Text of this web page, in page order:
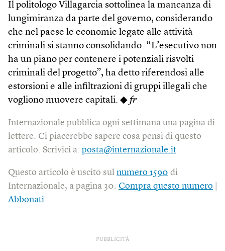
Il politologo Villagarcia sottolinea la mancanza di
lungimiranza da parte del governo, considerando
che nel paese le economie legate alle attività
criminali si stanno consolidando. “L’esecutivo non
ha un piano per contenere i potenziali risvolti
criminali del progetto”, ha detto riferendosi alle
estorsioni e alle infiltrazioni di gruppi illegali che
vogliono muovere capitali. ◆ fr
Internazionale pubblica ogni settimana una pagina di
lettere. Ci piacerebbe sapere cosa pensi di questo
articolo. Scrivici a: posta@internazionale.it
Questo articolo è uscito sul numero 1590 di
Internazionale, a pagina 30. Compra questo numero
Abbonati
PUBBLICITÀ